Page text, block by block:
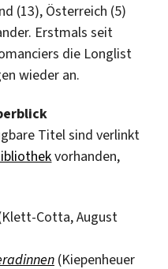
(13), Österreich (5)
Erstmals seit
die Longlist
wieder an.
Titel sind verlinkt
vorhanden,
Cotta, August
(Kiepenheuer